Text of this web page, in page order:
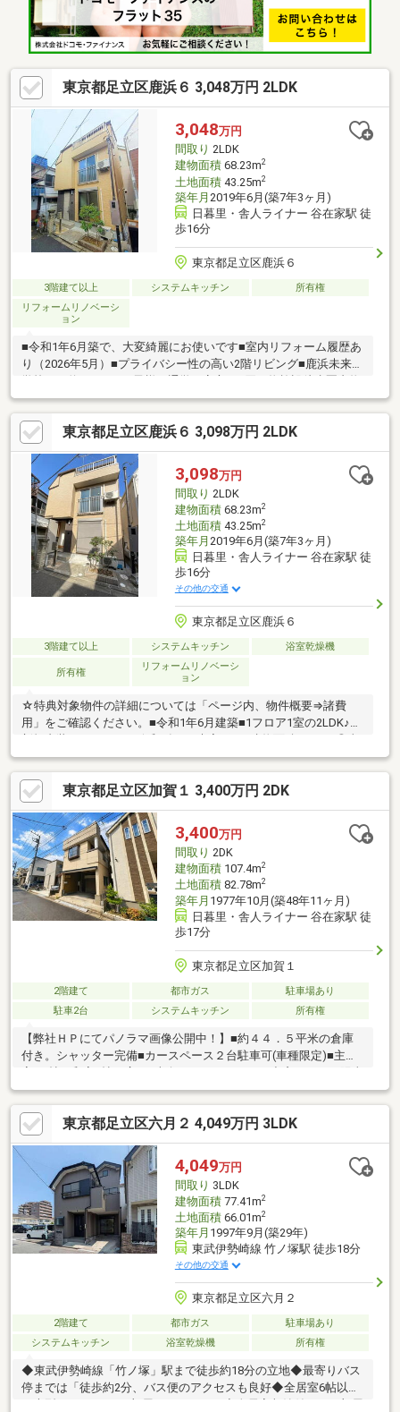
客、家族それぞれの時間を確保しやすく、生活音も気になりにく
い設計です
東京都足立区鹿浜６ 3,048万円 2LDK
3,048万円
間取り 2LDK
建物面積68.23m2
土地面積43.25m2
築年月 2019年6月(築7年3ヶ月)
日暮里・舎人ライナー 谷在家駅 徒
歩16分
東京都足立区鹿浜６
3階建て以上 システムキッチン
所有権
リフォームリノベーシ
ョン
■令和1年6月築で、大変綺麗にお使いです■室内リフォーム履歴あ
り（2026年5月）■プライバシー性の高い2階リビング■鹿浜未来小
件の詳細・ご見学予約は担当杉山（すぎやま）までお気軽にお問
い合わせください。
東京都足立区鹿浜６ 3,098万円 2LDK
3,098万円
間取り 2LDK
建物面積68.23m2
土地面積43.25m2
築年月 2019年6月(築7年3ヶ月)
日暮里・舎人ライナー 谷在家駅 徒
歩16分
その他の交通
東京都足立区鹿浜６
3階建て以上 システムキッチン 浴室乾燥機
所有権
リフォームリノベーシ
ョン
☆特典対象物件の詳細については「ページ内、物件概要⇒諸費
用」をご確認ください。■令和1年6月建築■1フロア1室の2LDK♪■
日内見・即日対応可能（夜間もご相談ください）■内見予約・資
料請求はお気軽にお問い合わせください
東京都足立区加賀１ 3,400万円 2DK
3,400万円
間取り 2DK
建物面積107.4m2
土地面積82.78m2
築年月 1977年10月(築48年11ヶ月)
日暮里・舎人ライナー 谷在家駅 徒
歩17分
東京都足立区加賀１
2階建て 都市ガス
駐車場あり
駐車2台
システムキッチン 所有権
【弊社ＨＰにてパノラマ画像公開中！】■約４４．５平米の倉庫
付き。シャッター完備■カースペース２台駐車可(車種限定)■主寝
室8.5帖、和室8帖と広々■南向きのバルコニー、出窓もついて陽当
り良好！■３口コンロのシステムキッチン■６ｍ公道面、区画整理
されたきれいな街並み■スーパー、コンビニ、ドラッグストア。
ホームセンターが徒歩５分圏内に揃った良好な住環境■空室につ
きいつでも内覧可能です！▼資料請求・内覧予約受付中▼お問合
せはお電話〈03-3856-0141〉もしくは赤色の”見学予約する ”ボタ
ンから日程調整いただけるとスムーズです♪ 最短2分で見学予約が
完了！
東京都足立区六月２ 4,049万円 3LDK
4,049万円
間取り 3LDK
建物面積77.41m2
土地面積66.01m2
築年月 1997年9月(築29年)
東武伊勢崎線 竹ノ塚駅 徒歩18分
その他の交通
東京都足立区六月２
2階建て 都市ガス
駐車場あり
システムキッチン
浴室乾燥機 所有権
◆東武伊勢崎線「竹ノ塚」駅まで徒歩約18分の立地◆最寄りバス
停までは「徒歩約2分、バス便のアクセスも良好◆全居室6帖以上